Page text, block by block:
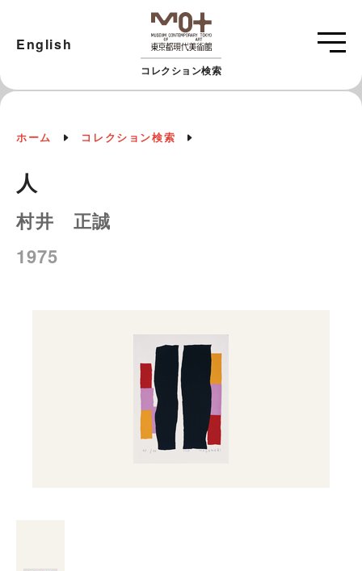
コレクション検索
English
ホーム コレクション検索
人
村井 正誠
1975